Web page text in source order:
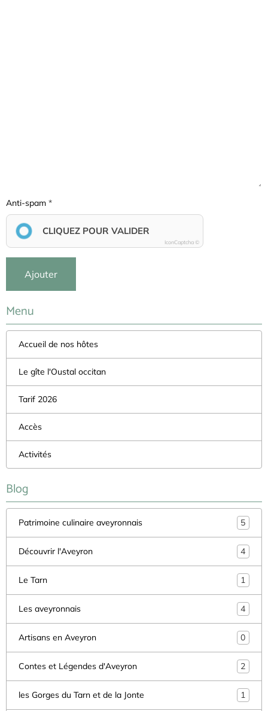
Anti-spam
CLIQUEZ POUR VALIDER
IconCaptcha ©
Ajouter
Menu
Accueil de nos hôtes
Le gîte l'Oustal occitan
Tarif 2026
Accès
Activités
Blog
Patrimoine culinaire aveyronnais 5
Découvrir l'Aveyron 4
Le Tarn 1
Les aveyronnais 4
Artisans en Aveyron 0
Contes et Légendes d'Aveyron 2
les Gorges du Tarn et de la Jonte 1